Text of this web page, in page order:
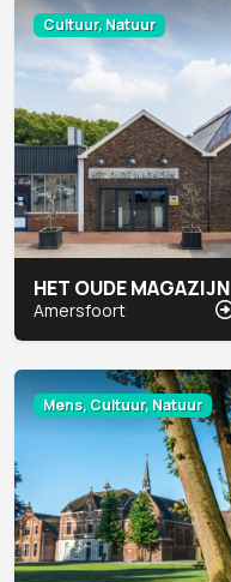
Cultuur, Natuur
HET OUDE MAGAZIJN
Amersfoort
Mens, Cultuur, Natuur